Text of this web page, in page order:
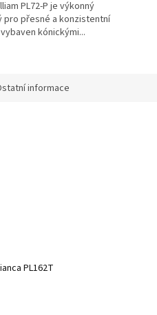
PL72-P je výkonný
pro přesné a konzistentní
kónickými...
informace